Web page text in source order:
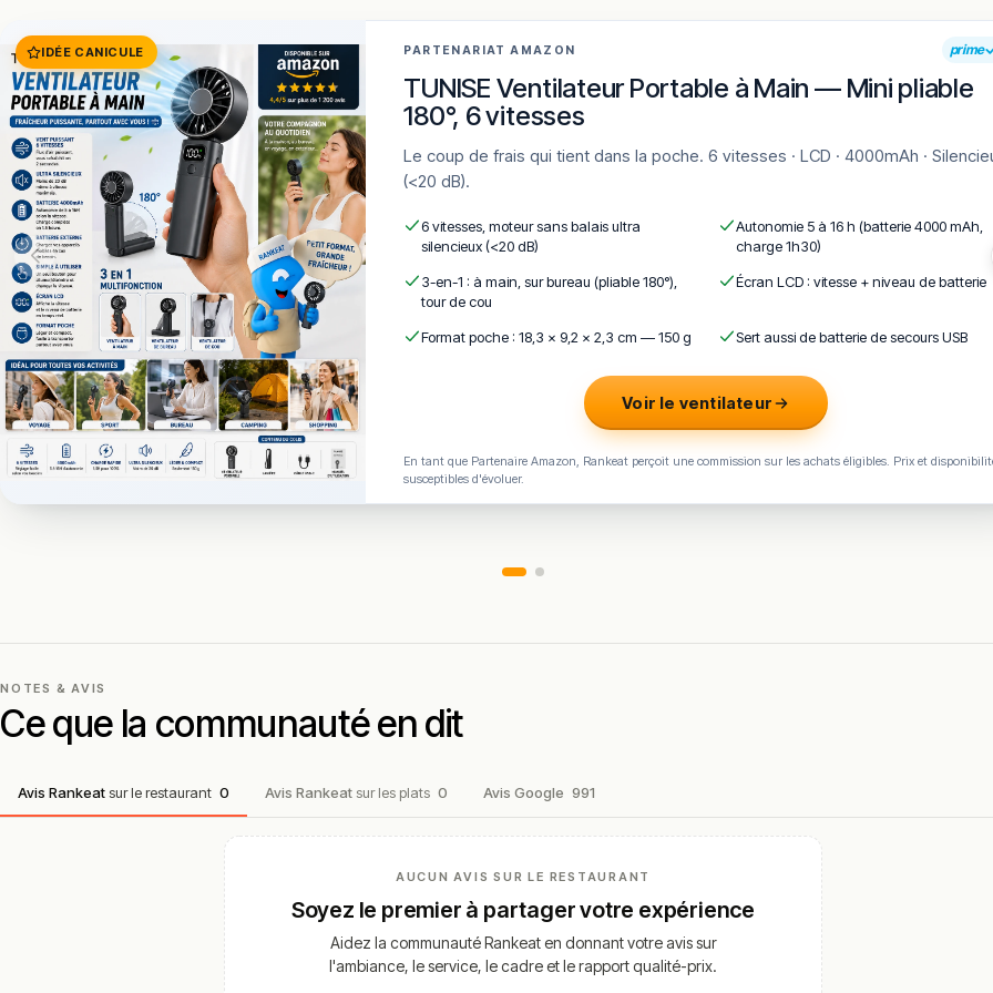
IDÉE CANICULE PARTENARIAT AMAZON prime
TUNISE Ventilateur Portable à Main — Mini pliable
180°, 6 vitesses
Le coup de frais qui tient dans la poche. 6 vitesses · LCD · 4000mAh · Silencieux
(<20 dB).
6 vitesses, moteur sans balais ultra
silencieux (<20 dB)
Autonomie 5 à 16 h (batterie 4000 mAh,
charge 1h30)
3-en-1 : à main, sur bureau (pliable 180°),
tour de cou
Écran LCD : vitesse + niveau de batterie
Format poche : 18,3 × 9,2 × 2,3 cm — 150 g Sert aussi de batterie de secours USB
Voir le ventilateur
En tant que Partenaire Amazon, Rankeat perçoit une commission sur les achats éligibles. Prix et
susceptibles d'évoluer.
NOTES & AVIS
Ce que la communauté en dit
Avis Rankeatsur le restaurant 0 Avis Rankeat sur les plats 0 Avis Google 991
AUCUN AVIS SUR LE RESTAURANT
Soyez le premier à partager votre expérience
Aidez la communauté Rankeat en donnant votre avis sur
l'ambiance, le service, le cadre et le rapport qualité-prix.